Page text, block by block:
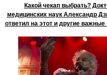
Какой чекап выбрать?
медицинских наук Александр
ответил на этот и другие